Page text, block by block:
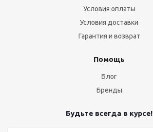
Условия оплаты
Условия доставки
Гарантия и возврат
Помощь
Блог
Бренды
Будьте всегда в курсе!